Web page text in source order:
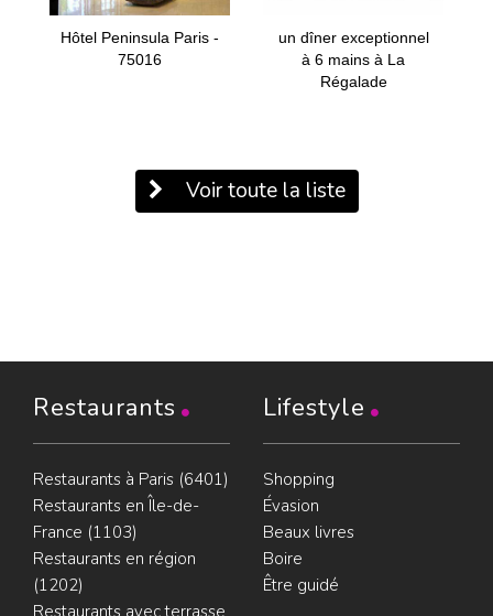
Hôtel Peninsula Paris -
75016
un dîner exceptionnel
à 6 mains à La
Régalade
Voir toute la liste
Restaurants
Restaurants à Paris (6401)
Restaurants en Île-de-
France (1103)
Restaurants en région
(1202)
Restaurants avec terrasse
Lifestyle
Shopping
Évasion
Beaux livres
Boire
Être guidé